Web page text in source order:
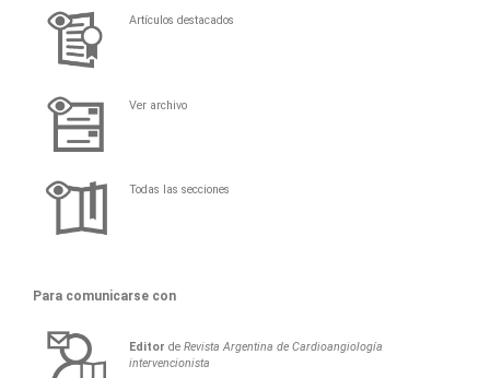
Artículos destacados
Ver archivo
Todas las secciones
Para comunicarse con
Editor deRevista Argentina de Cardioangiología
intervencionista